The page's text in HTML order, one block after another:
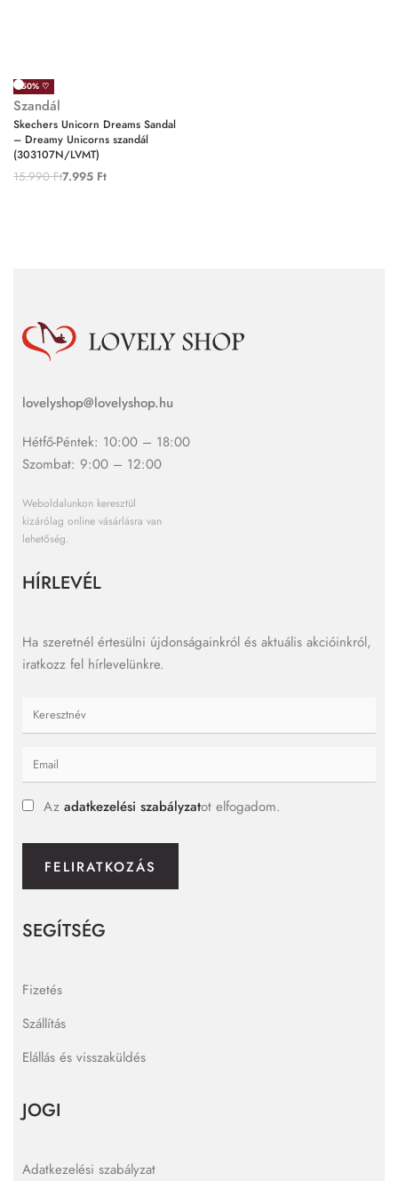
-50% ♡
Szandál
Skechers Unicorn Dreams Sandal
– Dreamy Unicorns szandál
(303107N/LVMT)
15.990Ft7.995 Ft
lovelyshop@lovelyshop.hu
Hétfő-Péntek: 10:00 – 18:00
Szombat: 9:00 – 12:00
Weboldalunkon keresztül
kizárólag online vásárlásra van
lehetőség.
SEGÍTSÉG
Fizetés
Szállítás
Elállás és visszaküldés
JOGI
Adatkezelési szabályzat
HÍRLEVÉL
Ha szeretnél értesülni újdonságainkról és aktuális akcióinkról,
iratkozz fel hírlevelünkre.
Az adatkezelési szabályzatot elfogadom.
FELIRATKOZÁS